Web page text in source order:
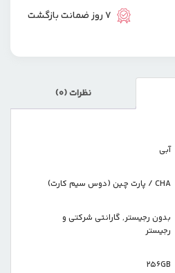
7 روز ضمانت بازگشت
نظرات (0)
آبی
CHA / پارت چین (دوس سیم کارت)
بدون رجیستر, گارانتی شرکتی و
رجیستر
256GB